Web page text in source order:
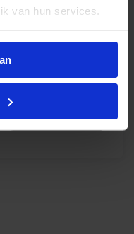
van hun services.